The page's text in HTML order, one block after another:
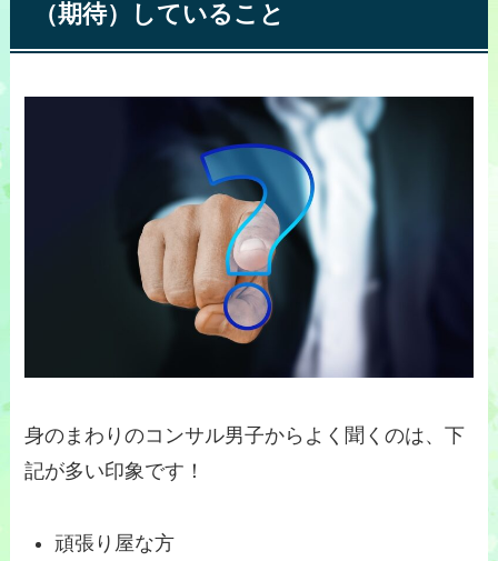
（期待）していること
身のまわりのコンサル男子からよく聞くのは、下
記が多い印象です！
頑張り屋な方